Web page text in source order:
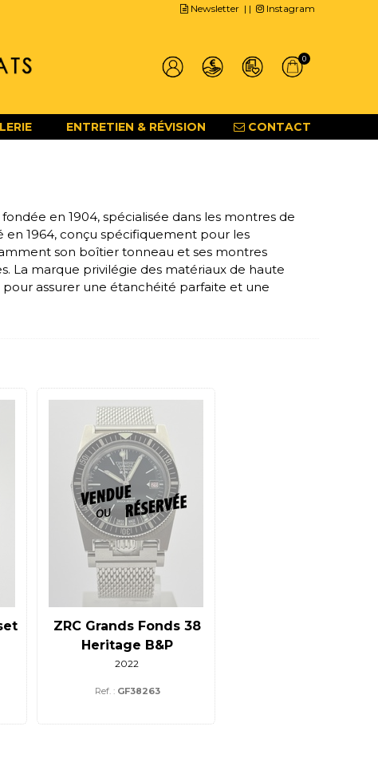
Newsletter | | Instagram
0
ENTRETIEN & RÉVISION CONTACT
en 1904, spécialisée dans les montres de
en 1964, conçu spécifiquement pour les
son boîtier tonneau et ses montres
La marque privilégie des matériaux de haute
assurer une étanchéité parfaite et une
ZRC Grands Fonds 38
Heritage B&P
2022
Ref. : GF38263